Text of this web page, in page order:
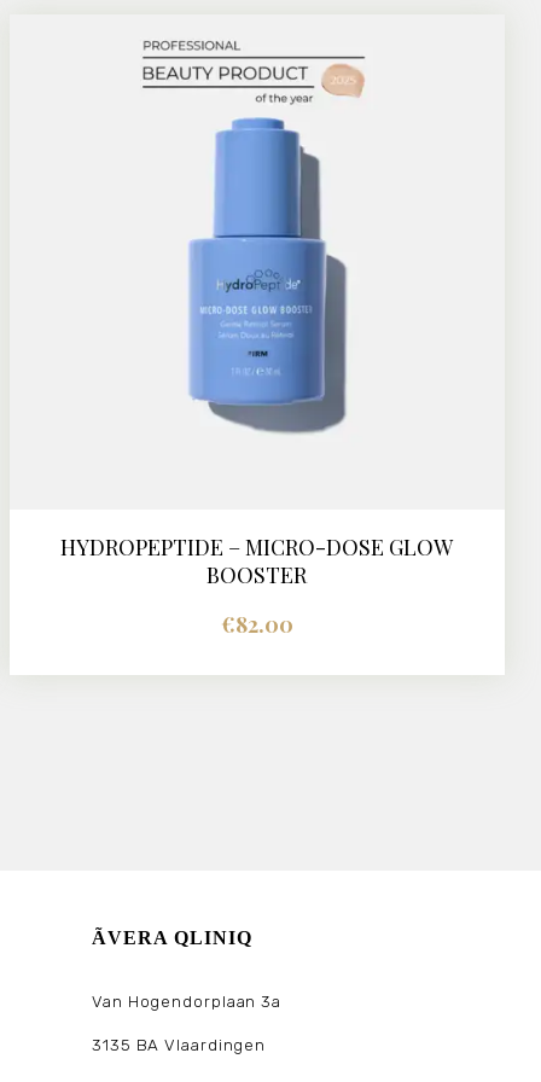
BUY NOW DETAILS
HYDROPEPTIDE – MICRO-DOSE GLOW
BOOSTER
€82.00
ÃVERA QLINIQ
Van Hogendorplaan 3a
3135 BA Vlaardingen